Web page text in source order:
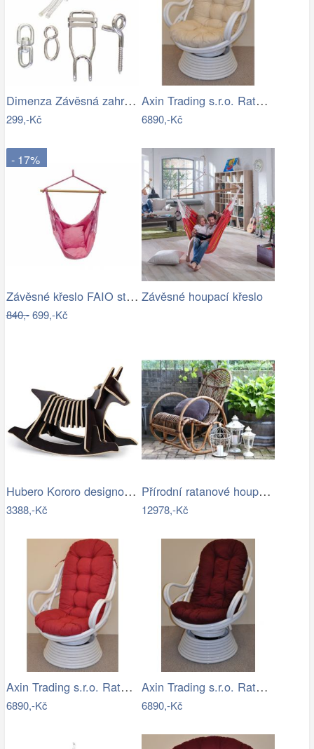
Dimenza Závěsná zahradní souprava na…
299,-Kč
Axin Trading s.r.o. Ratanové houpací…
6890,-Kč
- 17%
Závěsné křeslo FAIO starorůžová
840,-699,-Kč
Závěsné houpací křeslo
Hubero Kororo designové houpací psi…
3388,-Kč
Přírodní ratanové houpací křeslo Old…
12978,-Kč
Axin Trading s.r.o. Ratanové houpací…
6890,-Kč
Axin Trading s.r.o. Ratanové houpací…
6890,-Kč